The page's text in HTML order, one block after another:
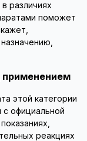
различиях
поможет
применением
этой категории
официальной
реакциях